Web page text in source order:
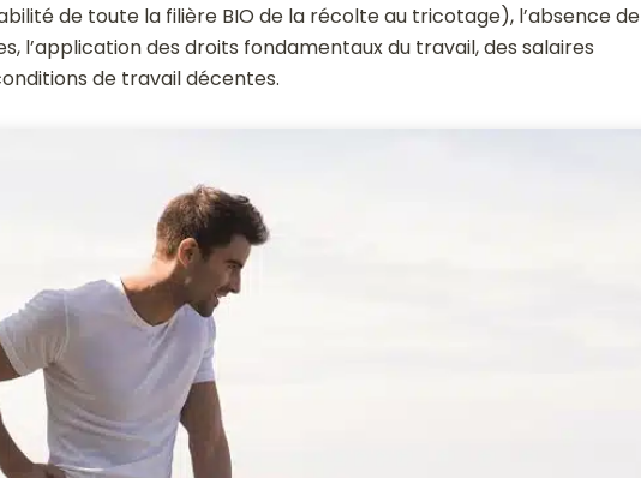
de toute la filière BIO de la récolte au tricotage), l’absence de
l’application des droits fondamentaux du travail, des salaires
de travail décentes.